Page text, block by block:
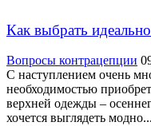
Как выбрать
Вопросы контрацепции
С наступлением очень
необходимостью
верхней одежды –
хочется выглядеть модно...